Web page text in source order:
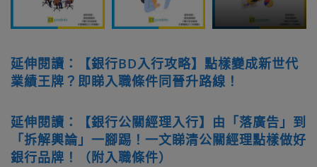
延伸閱讀：【銀行BD入行攻略】點樣變成新世代
業績王牌？即睇入職條件同晉升路線！
延伸閱讀：【銀行公關經理入行】由「落廣告」到
「拆解輿論」一腳踢！一文睇清公關經理點樣做好
銀行品牌！（附入職條件）